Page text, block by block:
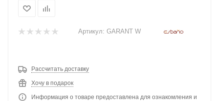
Артикул: GARANT W
Рассчитать доставку
Хочу в подарок
Информация о товаре предоставлена для ознакомления и